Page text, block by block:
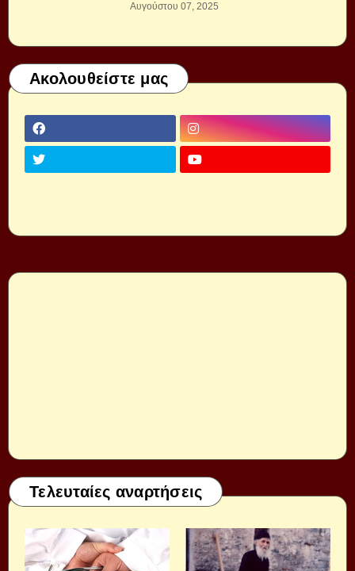
Αυγούστου 07, 2025
Ακολουθείστε μας
Τελευταίες αναρτήσεις